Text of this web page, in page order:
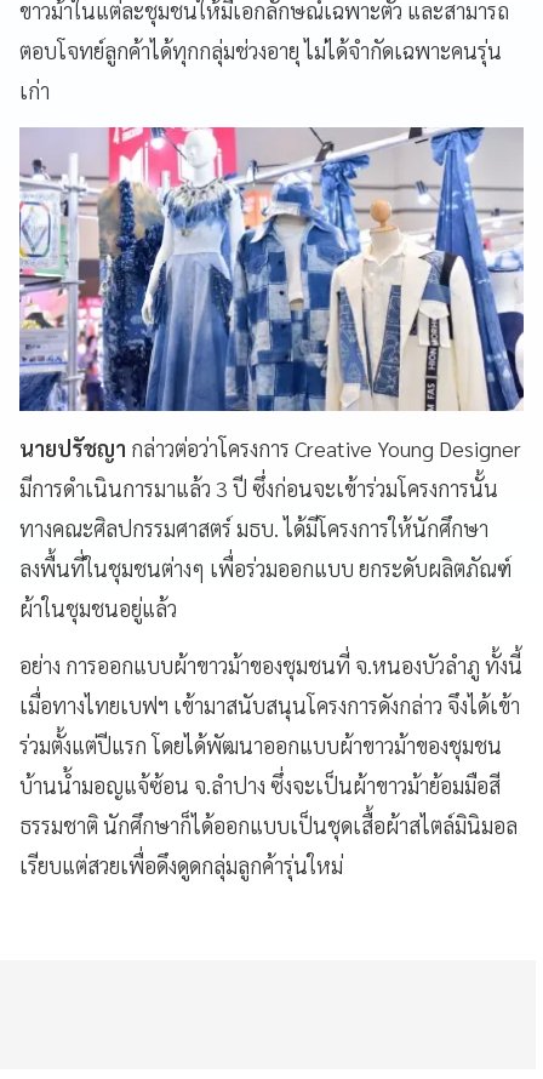
ขาวม้าในแต่ละชุมชนให้มีเอกลักษณ์เฉพาะตัว และสามารถ
ตอบโจทย์ลูกค้าได้ทุกกลุ่มช่วงอายุ ไม่ได้จำกัดเฉพาะคนรุ่น
เก่า
นายปรัชญา กล่าวต่อว่าโครงการ Creative Young Designer
มีการดำเนินการมาแล้ว 3 ปี ซึ่งก่อนจะเข้าร่วมโครงการนั้น
ทางคณะศิลปกรรมศาสตร์ มธบ. ได้มีโครงการให้นักศึกษา
ลงพื้นที่ในชุมชนต่างๆ เพื่อร่วมออกแบบ ยกระดับผลิตภัณฑ์
ผ้าในชุมชนอยู่แล้ว
อย่าง การออกแบบผ้าขาวม้าของชุมชนที่ จ.หนองบัวลำภู ทั้งนี้
เมื่อทางไทยเบฟฯ เข้ามาสนับสนุนโครงการดังกล่าว จึงได้เข้า
ร่วมตั้งแต่ปีแรก โดยได้พัฒนาออกแบบผ้าขาวม้าของชุมชน
บ้านน้ำมอญแจ้ซ้อน จ.ลำปาง ซึ่งจะเป็นผ้าขาวม้าย้อมมือสี
ธรรมชาติ นักศึกษาก็ได้ออกแบบเป็นชุดเสื้อผ้าสไตล์มินิมอล
เรียบแต่สวยเพื่อดึงดูดกลุ่มลูกค้ารุ่นใหม่